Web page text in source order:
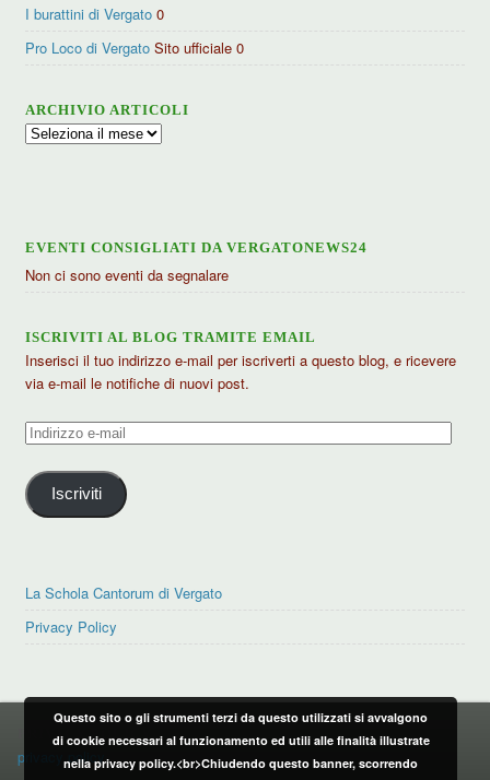
I burattini di Vergato 0
Pro Loco di Vergato Sito ufficiale 0
ARCHIVIO ARTICOLI
Archivio
EVENTI CONSIGLIATI DA VERGATONEWS24
Non ci sono eventi da segnalare
ISCRIVITI AL BLOG TRAMITE EMAIL
Inserisci il tuo indirizzo e-mail per iscriverti a questo blog, e ricevere
via e-mail le notifiche di nuovi post.
Indirizzo
mail
Iscriviti
La Schola Cantorum di Vergato
Privacy Policy
PRIVACY POLICY
privacy policy
Questo sito o gli strumenti terzi da questo utilizzati si avvalgono
di cookie necessari al funzionamento ed utili alle finalità illustrate
nella privacy policy.<br>Chiudendo questo banner, scorrendo